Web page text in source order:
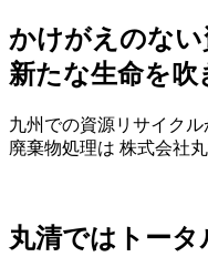
かけがえのない
新たな生命を吹
九州での資源リサイクル
廃棄物処理は 株式会社
丸清ではトー